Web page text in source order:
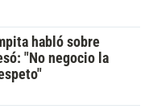
habló sobre
"No negocio la